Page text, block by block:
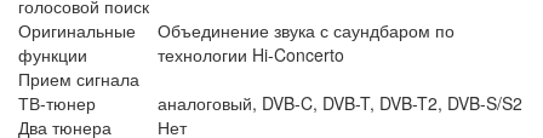
голосовой поиск
Оригинальные
функции
Объединение звука с саундбаром по
технологии Hi-Concerto
Прием сигнала
ТВ-тюнер
аналоговый, DVB-C, DVB-T, DVB-T2, DVB-S/S2
Два тюнера
Нет